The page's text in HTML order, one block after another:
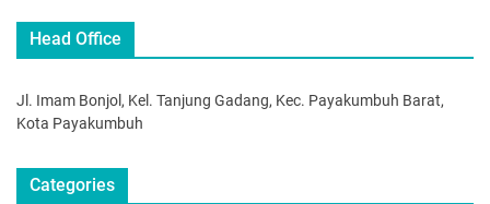
Head Office
Jl. Imam Bonjol, Kel. Tanjung Gadang, Kec. Payakumbuh Barat,
Kota Payakumbuh
Categories